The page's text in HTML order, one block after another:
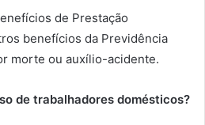
de Prestação
benefícios da Previdência
morte ou auxílio-acidente.
de trabalhadores domésticos?